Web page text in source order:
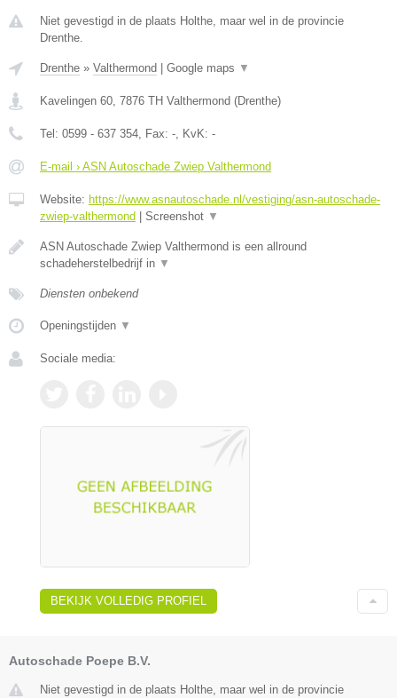
Niet gevestigd in de plaats Holthe, maar wel in de provincie
Drenthe.
Drenthe » Valthermond Google maps ▼
Kavelingen 60, 7876 TH Valthermond (Drenthe)
Tel: 0599 - 637 354, Fax: -, KvK: -
E-mail › ASN Autoschade Zwiep Valthermond
Website: https://www.asnautoschade.nl/vestiging/asn-autoschade-
zwiep-valthermond
Screenshot ▼
ASN Autoschade Zwiep Valthermond is een allround
schadeherstelbedrijf in ▼
Diensten onbekend
Openingstijden ▼
Sociale media:
BEKIJK VOLLEDIG PROFIEL
Autoschade Poepe B.V.
Niet gevestigd in de plaats Holthe, maar wel in de provincie